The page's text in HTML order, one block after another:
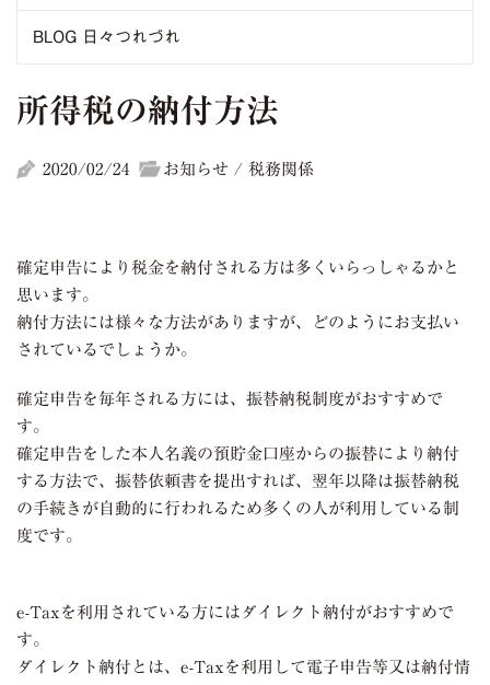
BLOG 日々つれづれ
所得税の納付方法
2020/02/24 お知らせ / 税務関係
確定申告により税金を納付される方は多くいらっしゃるかと
思います。
納付方法には様々な方法がありますが、どのようにお支払い
されているでしょうか。
確定申告を毎年される方には、振替納税制度がおすすめで
す。
確定申告をした本人名義の預貯金口座からの振替により納付
する方法で、振替依頼書を提出すれば、翌年以降は振替納税
の手続きが自動的に行われるため多くの人が利用している制
度です。
e-Taxを利用されている方にはダイレクト納付がおすすめで
す。
ダイレクト納付とは、e-Taxを利用して電子申告等又は納付情